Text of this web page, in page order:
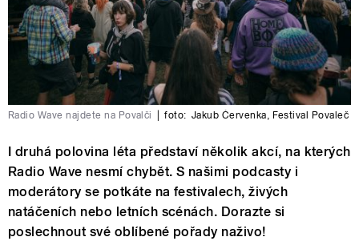
Radio Wave najdete na Povalči foto: Jakub Červenka, Festival Povaleč
I druhá polovina léta představí několik akcí, na kterých
Radio Wave nesmí chybět. S našimi podcasty i
moderátory se potkáte na festivalech, živých
natáčeních nebo letních scénách. Dorazte si
poslechnout své oblíbené pořady naživo!